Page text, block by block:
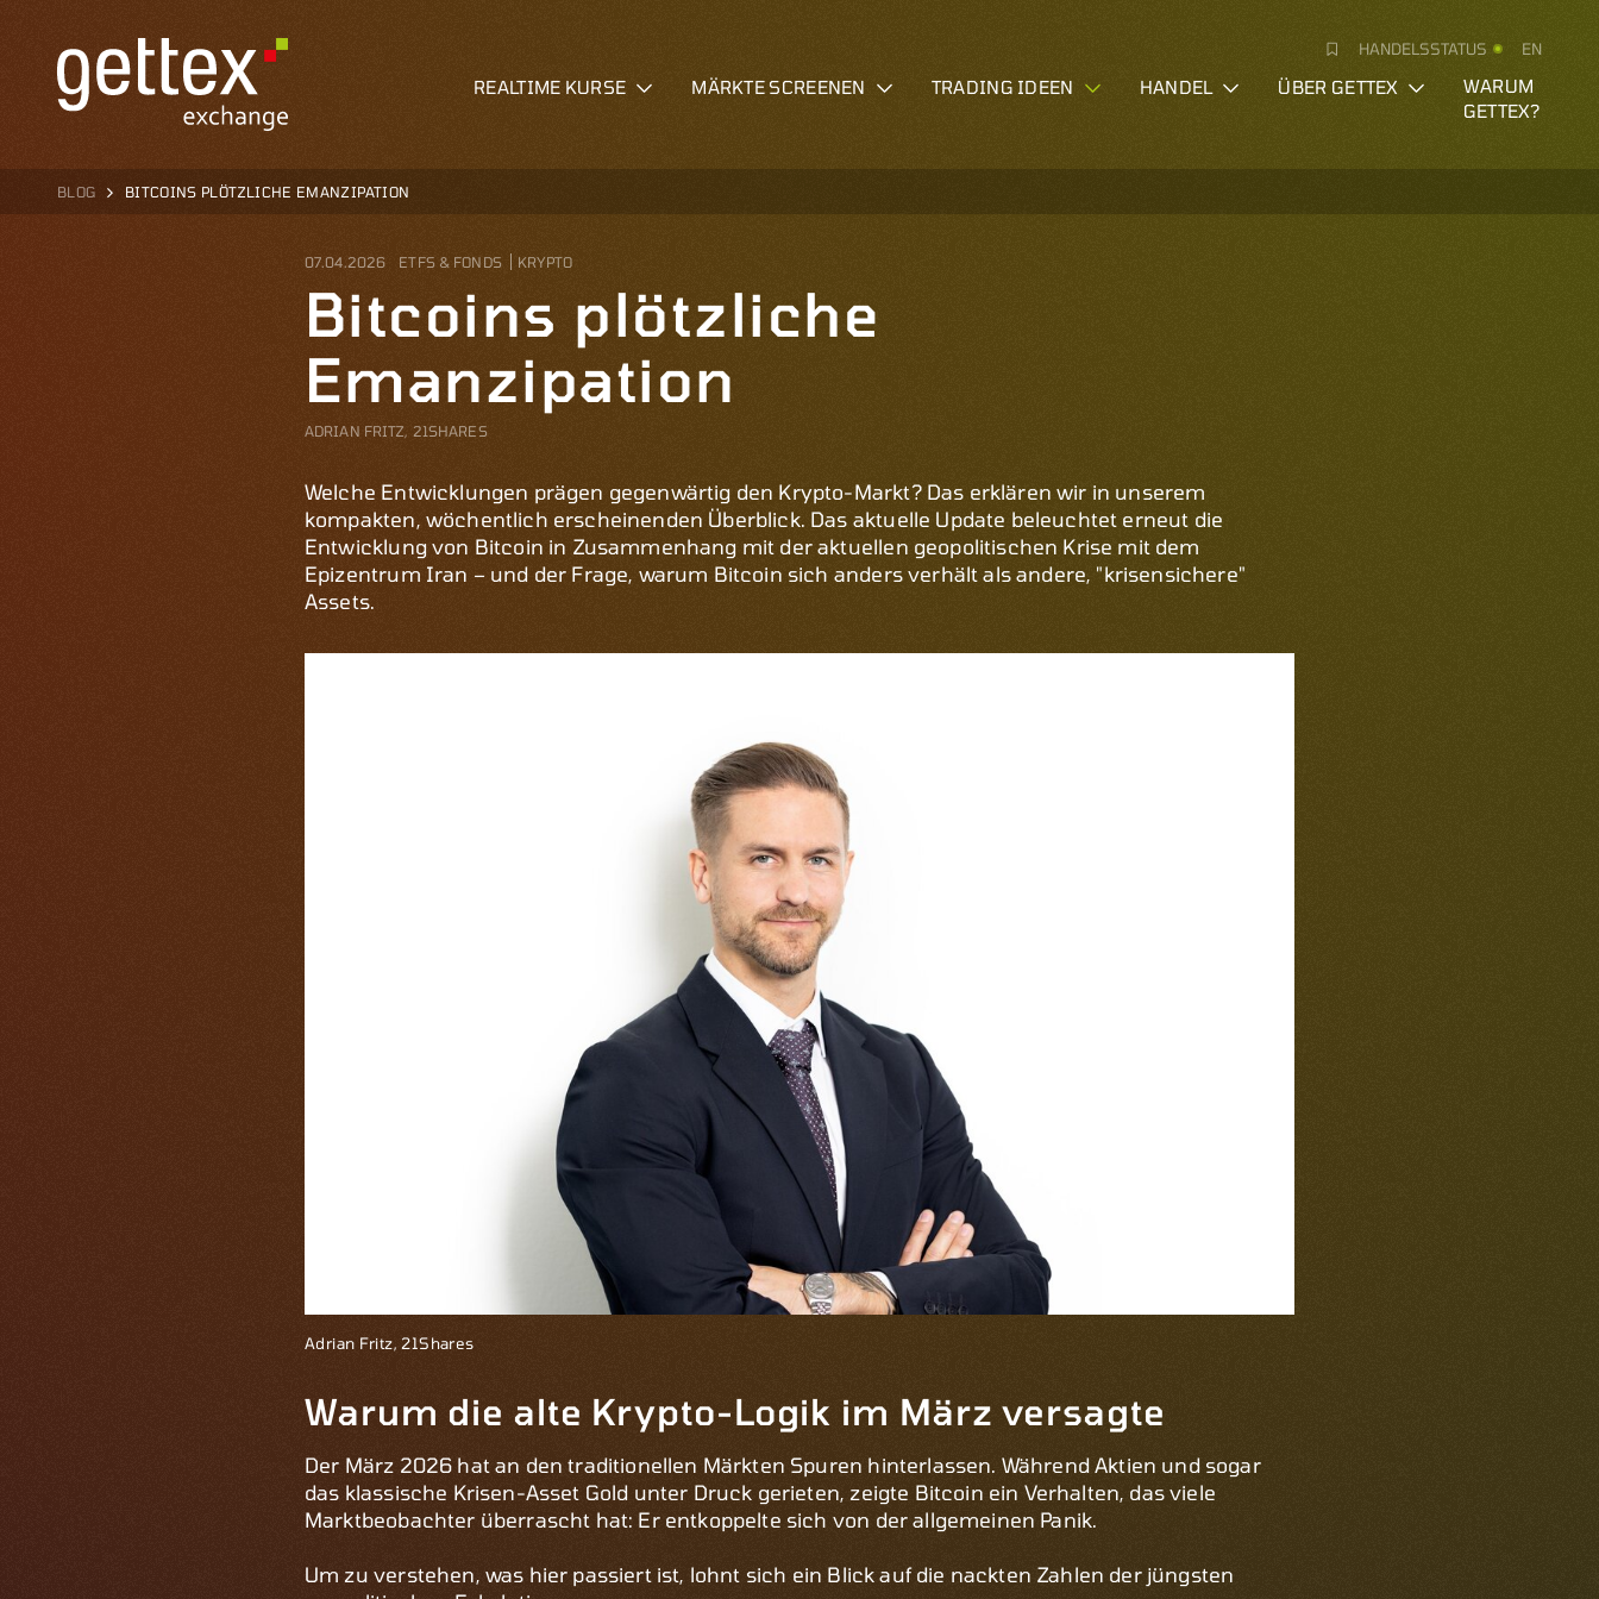
HANDELSSTATUS EN
REALTIME KURSE MÄRKTE SCREENEN TRADING IDEEN HANDEL ÜBER GETTEX
WARUM
GETTEX?
BLOG BITCOINS PLÖTZLICHE EMANZIPATION
07.04.2026 ETFS & FONDS KRYPTO
Bitcoins plötzliche
Emanzipation
ADRIAN FRITZ, 21SHARES
Welche Entwicklungen prägen gegenwärtig den Krypto-Markt? Das erklären wir in unserem
kompakten, wöchentlich erscheinenden Überblick. Das aktuelle Update beleuchtet erneut die
Entwicklung von Bitcoin in Zusammenhang mit der aktuellen geopolitischen Krise mit dem
Epizentrum Iran – und der Frage, warum Bitcoin sich anders verhält als andere, "krisensichere"
Assets.
Adrian Fritz, 21Shares
Warum die alte Krypto-Logik im März versagte
Der März 2026 hat an den traditionellen Märkten Spuren hinterlassen. Während Aktien und sogar
das klassische Krisen-Asset Gold unter Druck gerieten, zeigte Bitcoin ein Verhalten, das viele
Marktbeobachter überrascht hat: Er entkoppelte sich von der allgemeinen Panik.
Um zu verstehen, was hier passiert ist, lohnt sich ein Blick auf die nackten Zahlen der jüngsten